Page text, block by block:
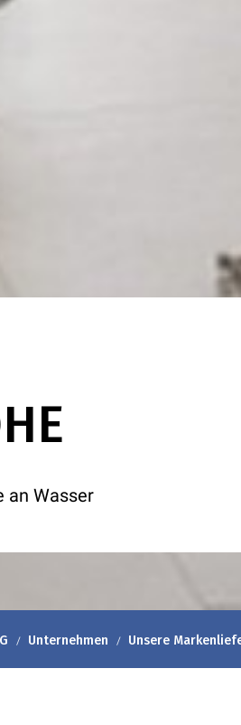
an Wasser
Unternehmen Unsere